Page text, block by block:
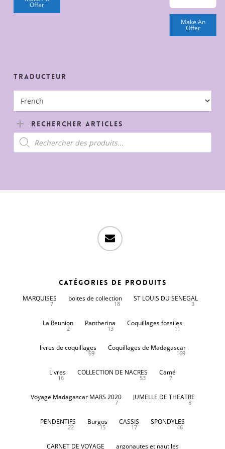
Offer
Make An
Offer
Traducteur
Rechercher Articles
Recherche
de
produits
email
Catégories de produits
MARQUISES
7
boites de collection
18
ST LOUIS DU SENEGAL
3
La Reunion
2
Pantherina
13
Coquillages fossiles
11
livres de coquillages
69
Coquillages de Madagascar
169
Livres
16
COLLECTION DE NACRES
53
Camé
7
Voyage Madagascar MARS 2020
7
JUMELLE DE THEATRE
8
PENDENTIFS
22
Burgos
15
CASSIS
17
SPONDYLES
46
CARNET DE VOYAGE argonautes et nautiles